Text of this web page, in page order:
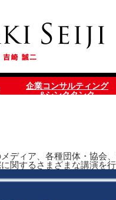
企業コンサルティング
&シンクタンク
ディア、各種団体・協会
関するさまざまな講演を行